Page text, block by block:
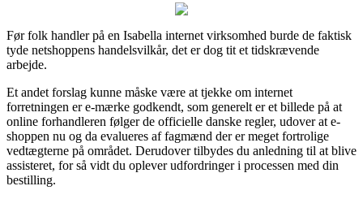
Før folk handler på en Isabella internet virksomhed burde de faktisk
tyde netshoppens handelsvilkår, det er dog tit et tidskrævende
arbejde.
Et andet forslag kunne måske være at tjekke om internet
forretningen er e-mærke godkendt, som generelt er et billede på at
online forhandleren følger de officielle danske regler, udover at e-
shoppen nu og da evalueres af fagmænd der er meget fortrolige
vedtægterne på området. Derudover tilbydes du anledning til at blive
assisteret, for så vidt du oplever udfordringer i processen med din
bestilling.